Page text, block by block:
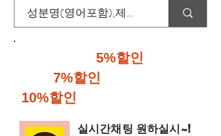
5%할인
7%할인
10%할인
실시간채팅 원하실시~!